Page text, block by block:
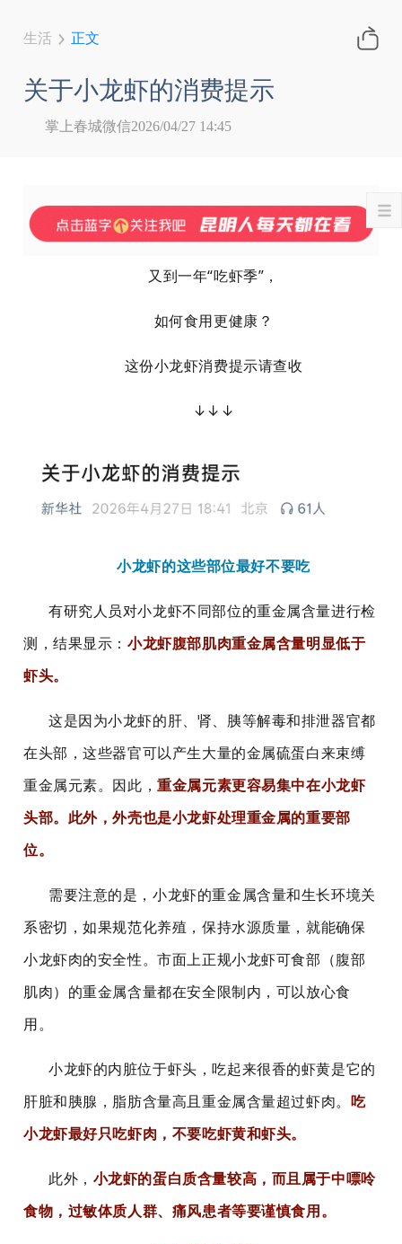
生活 正文
关于小龙虾的消费提示
掌上春城微信2026/04/27 14:45
又到一年“吃虾季”，
如何食用更健康？
这份小龙虾消费提示请查收
↓↓↓
小龙虾的这些部位最好不要吃
有研究人员对小龙虾不同部位的重金属含量进行检
测，结果显示：小龙虾腹部肌肉重金属含量明显低于
虾头。
这是因为小龙虾的肝、肾、胰等解毒和排泄器官都
在头部，这些器官可以产生大量的金属硫蛋白来束缚
重金属元素。因此，重金属元素更容易集中在小龙虾
头部。此外，外壳也是小龙虾处理重金属的重要部
位。
需要注意的是，小龙虾的重金属含量和生长环境关
系密切，如果规范化养殖，保持水源质量，就能确保
小龙虾肉的安全性。市面上正规小龙虾可食部（腹部
肌肉）的重金属含量都在安全限制内，可以放心食
用。
小龙虾的内脏位于虾头，吃起来很香的虾黄是它的
肝脏和胰腺，脂肪含量高且重金属含量超过虾肉。 吃
小龙虾最好只吃虾肉，不要吃虾黄和虾头。
此外， 小龙虾的蛋白质含量较高，而且属于中嘌呤
食物，过敏体质人群、痛风患者等要谨慎食用。